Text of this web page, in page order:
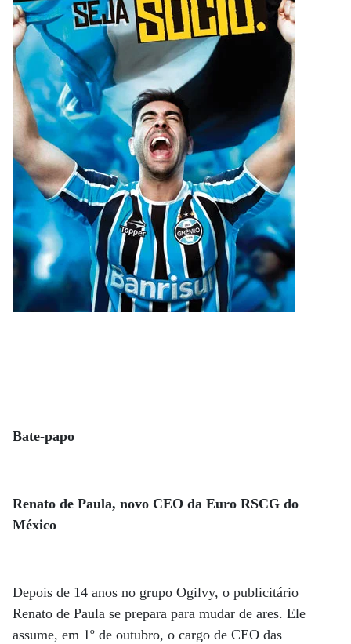
Bate-papo
Renato de Paula, novo CEO da Euro RSCG do
México
Depois de 14 anos no grupo Ogilvy, o publicitário
Renato de Paula se prepara para mudar de ares. Ele
assume, em 1º de outubro, o cargo de CEO das